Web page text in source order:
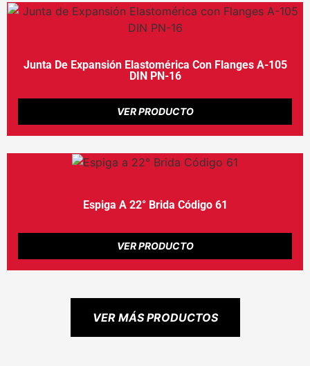
Junta De Expansión Elastomérica Con Flanges A-105
DIN PN-16
VER PRODUCTO
Espiga A 22° Brida Código 61
VER PRODUCTO
VER MÁS PRODUCTOS